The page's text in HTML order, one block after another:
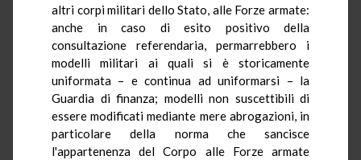
altri corpi militari dello Stato, alle Forze armate:
anche in caso di esito positivo della
consultazione referendaria, permarrebbero i
modelli militari ai quali si è storicamente
uniformata – e continua ad uniformarsi – la
Guardia di finanza; modelli non suscettibili di
essere modificati mediante mere abrogazioni, in
particolare della norma che sancisce
l'appartenenza del Corpo alle Forze armate